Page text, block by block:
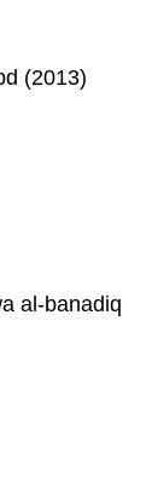
(2013)
al-banadiq